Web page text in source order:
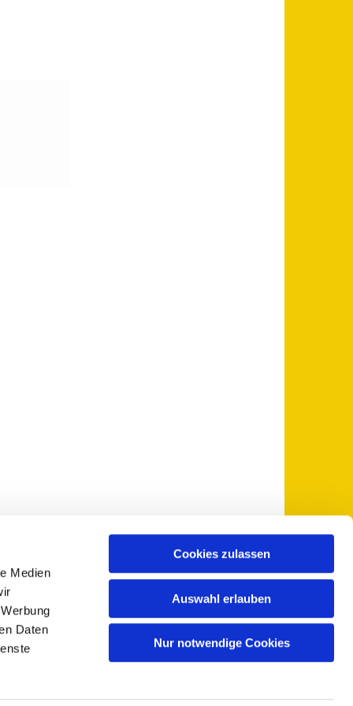
Medien
Daten
Cookies zulassen
Auswahl erlauben
Nur notwendige Cookies
0 pfarramt@sankt-otto.de